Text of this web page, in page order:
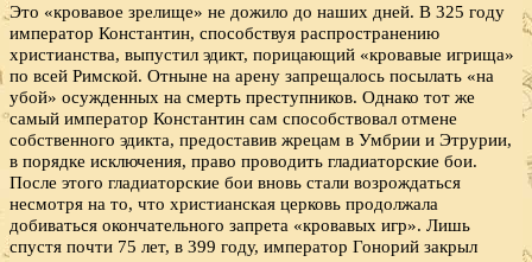
Это «кровавое зрелище» не дожило до наших дней. В 325 году
император Константин, способствуя распространению
христианства, выпустил эдикт, порицающий «кровавые игрища»
по всей Римской. Отныне на арену запрещалось посылать «на
убой» осужденных на смерть преступников. Однако тот же
самый император Константин сам способствовал отмене
собственного эдикта, предоставив жрецам в Умбрии и Этрурии,
в порядке исключения, право проводить гладиаторские бои.
После этого гладиаторские бои вновь стали возрождаться
несмотря на то, что христианская церковь продолжала
добиваться окончательного запрета «кровавых игр». Лишь
спустя почти 75 лет, в 399 году, император Гонорий закрыл